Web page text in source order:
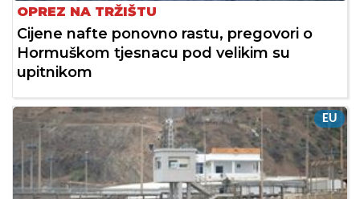
OPREZ NA TRŽIŠTU
Cijene nafte ponovno rastu, pregovori o
Hormuškom tjesnacu pod velikim su
upitnikom
EU